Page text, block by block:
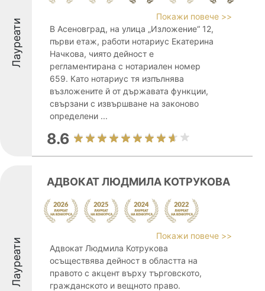
Лауреати
Покажи повече >>
В Асеновград, на улица „Изложение“ 12,
първи етаж, работи нотариус Екатерина
Начкова, чиято дейност е
регламентирана с нотариален номер
659. Като нотариус тя изпълнява
възложените й от държавата функции,
свързани с извършване на законово
определени ...
8.6
Лауреати
АДВОКАТ ЛЮДМИЛА КОТРУКОВА
Покажи повече >>
Адвокат Людмила Котрукова
осъществява дейност в областта на
правото с акцент върху търговското,
гражданското и вещното право.